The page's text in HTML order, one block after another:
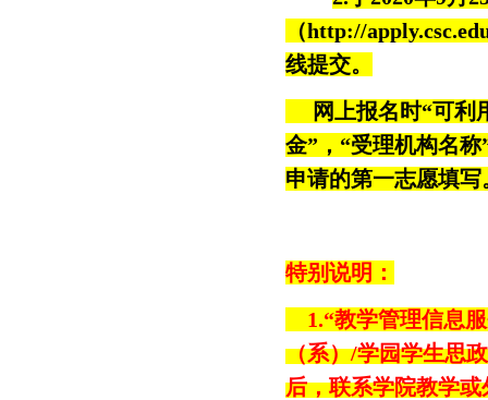
（http://
线提交。
网上报名时“可利
金”，“受理机构名
申请的第一志愿填写
特别说明：
1.“教学管理信息
（系）/学园学生思
后，联系学院教学